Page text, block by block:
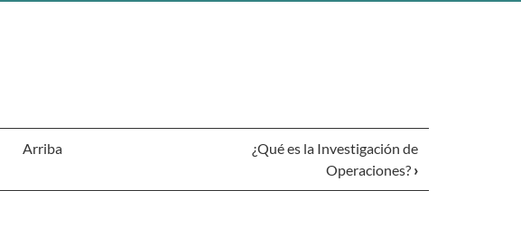
Arriba
¿Qué es la Investigación de
Operaciones? ›